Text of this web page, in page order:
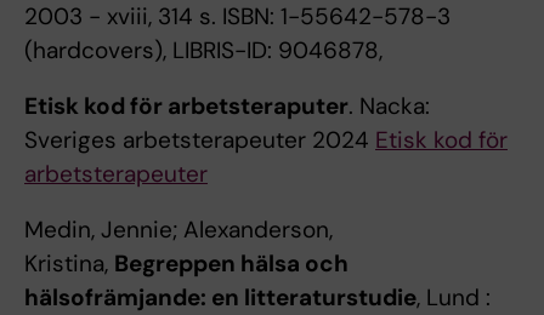
2003 - xviii, 314 s. ISBN: 1-55642-578-3
(hardcovers), LIBRIS-ID: 9046878,
Etisk kod för arbetsteraputer. Nacka:
Sveriges arbetsterapeuter 2024 Etisk kod för
arbetsterapeuter
Medin, Jennie; Alexanderson,
Kristina, Begreppen hälsa och
hälsofrämjande: en litteraturstudie, Lund :